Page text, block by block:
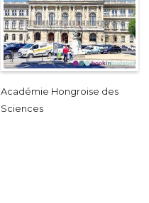
Académie Hongroise des
Sciences